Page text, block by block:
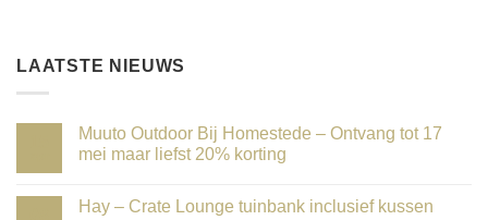
LAATSTE NIEUWS
Muuto Outdoor Bij Homestede – Ontvang tot 17
mei maar liefst 20% korting
Hay – Crate Lounge tuinbank inclusief kussen